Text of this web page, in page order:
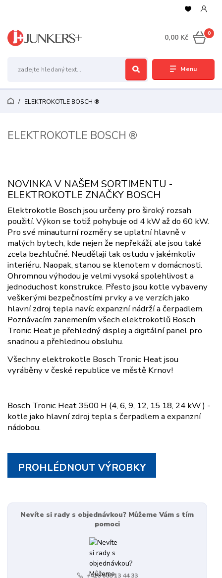
Menu
0
0,00 Kč
ELEKTROKOTLE BOSCH ®
ELEKTROKOTLE BOSCH ®
NOVINKA V NAŠEM SORTIMENTU -
ELEKTROKOTLE ZNAČKY BOSCH
Elektrokotle Bosch jsou určeny pro široký rozsah
použití. Výkon se totiž pohybuje od 4 kW až do 60 kW.
Pro své minauturní rozměry se uplatní hlavně v
malých bytech, kde nejen že nepřekáží, ale jsou také
zcela bezhlučné. Neudělají tak ostudu v jakémkoliv
interiéru. Naopak, stanou se klenotem v domácnosti.
Ohromnou výhodou je velmi vysoká spolehlivost a
jednoduchost konstrukce. Přesto jsou kotle vybaveny
veškerými bezpečnostími prvky a ve verzích jako
hlavní zdroj tepla navíc expanzní nádrží a čerpadlem.
Poznávacím zanemením všech elektrokotlů Bosch
Tronic Heat je přehledný displej a digitální panel pro
snadnou a přehlednou obsluhu.
Všechny elektrokotle Bosch Tronic Heat jsou
vyráběny v české republice ve městě Krnov!
Bosch Tronic Heat 3500 H (4, 6, 9, 12, 15 18, 24 kW ) -
kotle jako hlavní zdroj tepla s čerpadlem a expanzní
nádobou.
PROHLÉDNOUT VÝROBKY
Nevíte si rady s objednávkou? Můžeme Vám s tím
pomoci
+420 608 13 44 33